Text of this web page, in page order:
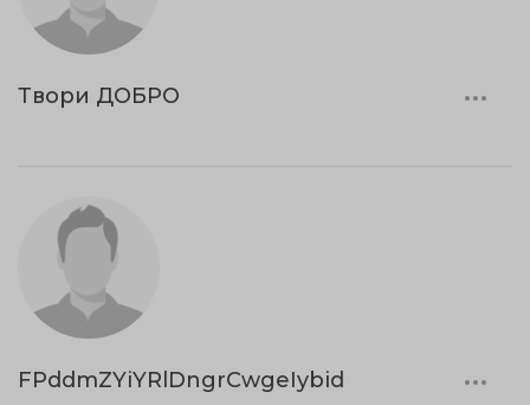
Твори ДОБРО
FPddmZYiYRlDngrCwgeIybid